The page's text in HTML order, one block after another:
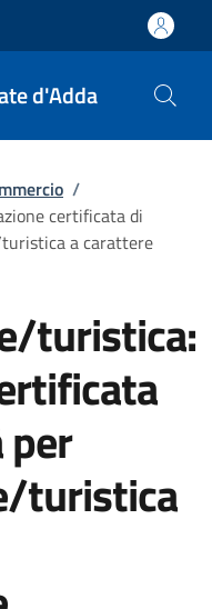
d'Adda
/
certificata di
a carattere
turistica:
turistica